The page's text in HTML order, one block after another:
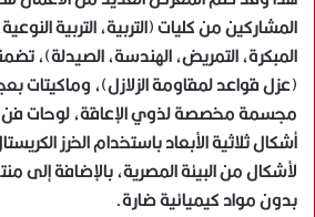
المشاركين من كليات (التربية، التربية
المبكرة، التمريض، الهندسة،
(عزل قواعد لمقاومة الزلازل)، وماكيتات
مجسمة مخصصة لذوي الإعاقة، لوحات
أشكال ثلاثية الأبعاد باستخدام الخرز
لأشكال من البيئة المصرية، بالإضافة
بدون مواد كيميائية ضارة.